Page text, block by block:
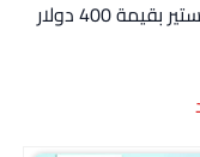
يتم دفع رسوم معادلة شهادة الماجستير بقيمة 400 دولار